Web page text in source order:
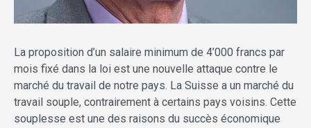
La proposition d’un salaire minimum de 4’000 francs par
mois fixé dans la loi est une nouvelle attaque contre le
marché du travail de notre pays. La Suisse a un marché du
travail souple, contrairement à certains pays voisins. Cette
souplesse est une des raisons du succès économique